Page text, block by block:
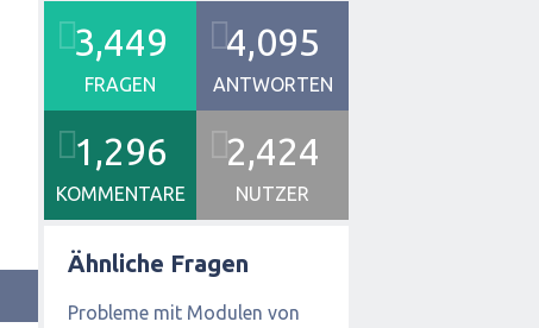
3,449
FRAGEN
4,095
ANTWORTEN
1,296
KOMMENTARE
2,424
NUTZER
Ähnliche Fragen
Probleme mit Modulen von